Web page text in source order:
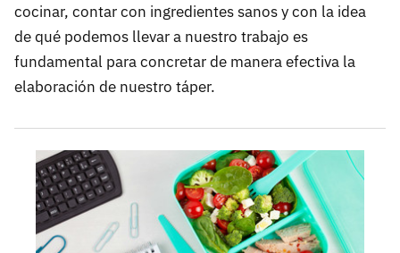
cocinar, contar con ingredientes sanos y con la idea
de qué podemos llevar a nuestro trabajo es
fundamental para concretar de manera efectiva la
elaboración de nuestro táper.